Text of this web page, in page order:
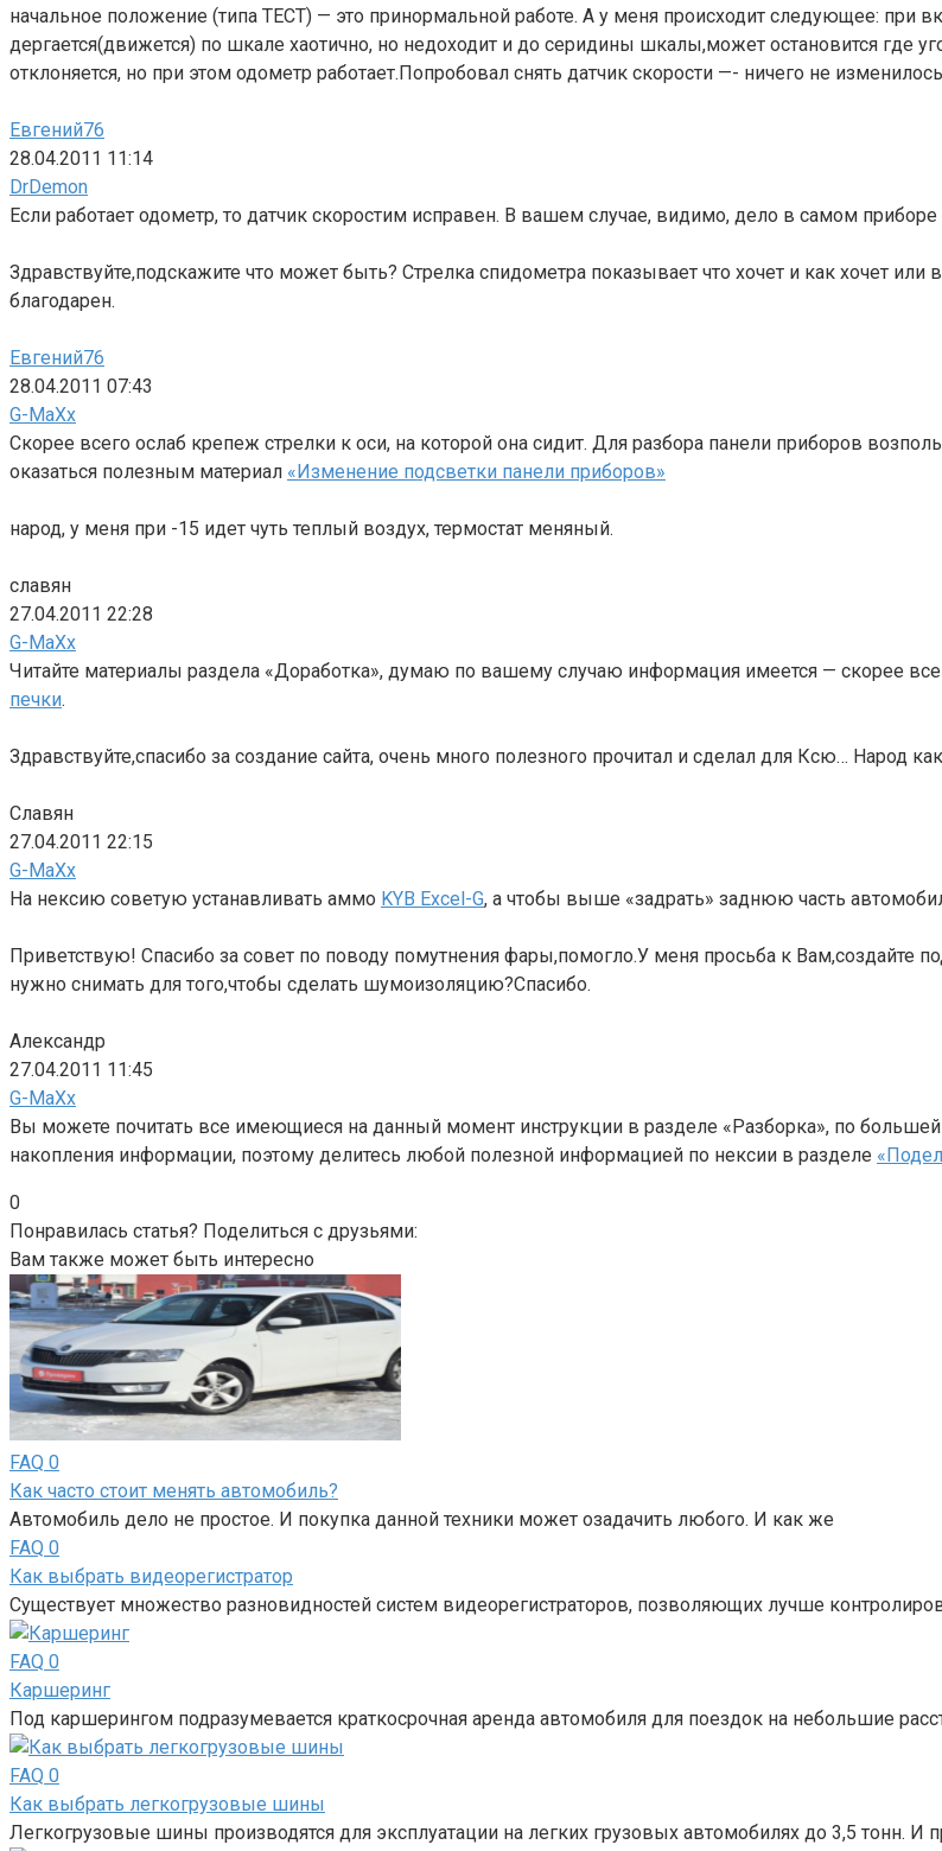
начальное положение (типа ТЕСТ) — это принормальной работе. А у меня происходит следующее: при
дергается(движется) по шкале хаотично, но недоходит и до серидины шкалы,может остановится где
отклоняется, но при этом одометр работает.Попробовал снять датчик скорости —- ничего не
Евгений76
28.04.2011 11:14
DrDemon
Если работает одометр, то датчик скоростим исправен. В вашем случае, видимо, дело в самом
Здравствуйте,подскажите что может быть? Стрелка спидометра показывает что хочет и как хочет
благодарен.
Евгений76
28.04.2011 07:43
G-MaXx
Скорее всего ослаб крепеж стрелки к оси, на которой она сидит. Для разбора панели приборов
оказаться полезным материал «Изменение подсветки панели приборов»
народ, у меня при -15 идет чуть теплый воздух, термостат меняный.
славян
27.04.2011 22:28
G-MaXx
Читайте материалы раздела «Доработка», думаю по вашему случаю информация имеется — скорее
печки.
Здравствуйте,спасибо за создание сайта, очень много полезного прочитал и сделал для Ксю… Народ
Славян
27.04.2011 22:15
G-MaXx
На нексию советую устанавливать аммо KYB Excel-G, а чтобы выше «задрать» заднюю часть
Приветствую! Спасибо за совет по поводу помутнения фары,помогло.У меня просьба к Вам,создайте
нужно снимать для того,чтобы сделать шумоизоляцию?Спасибо.
Александр
27.04.2011 11:45
G-MaXx
Вы можете почитать все имеющиеся на данный момент инструкции в разделе «Разборка», по
накопления информации, поэтому делитесь любой полезной информацией по нексии в разделе
0
Понравилась статья? Поделиться с друзьями:
Вам также может быть интересно
FAQ 0
Как часто стоит менять автомобиль?
Автомобиль дело не простое. И покупка данной техники может озадачить любого. И как же
FAQ 0
Как выбрать видеорегистратор
Существует множество разновидностей систем видеорегистраторов, позволяющих лучше
FAQ 0
Каршеринг
Под каршерингом подразумевается краткосрочная аренда автомобиля для поездок на небольшие
FAQ 0
Как выбрать легкогрузовые шины
Легкогрузовые шины производятся для эксплуатации на легких грузовых автомобилях до 3,5 тонн. И